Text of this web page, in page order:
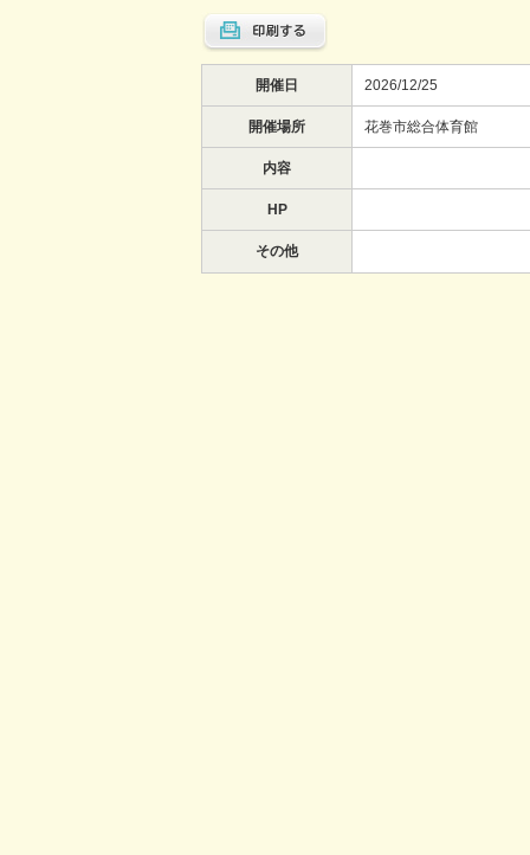
開催日 2026/12/25
開催場所 花巻市総合体育館
内容
HP
その他